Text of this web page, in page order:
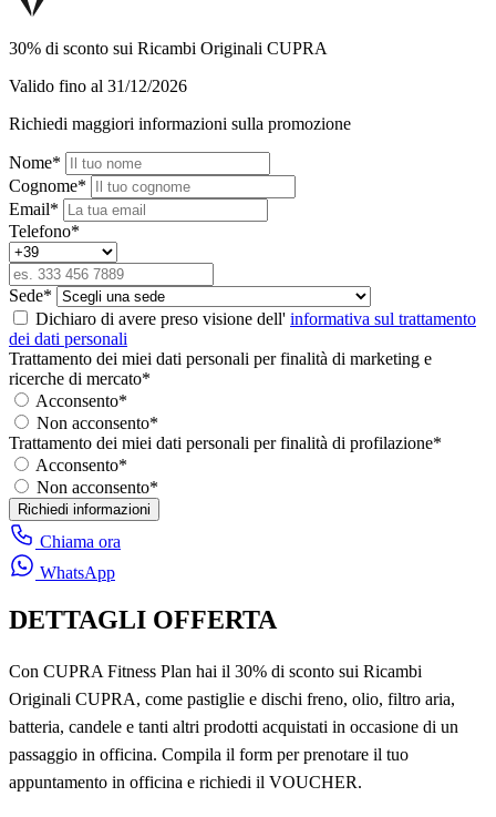
30% di sconto sui Ricambi Originali CUPRA
Valido fino al 31/12/2026
Richiedi maggiori informazioni sulla promozione
Nome*
Cognome*
Email*
Telefono*
Sede*
Dichiaro di avere preso visione dell' informativa sul trattamento
dei dati personali
Trattamento dei miei dati personali per finalità di marketing e
ricerche di mercato*
Acconsento*
Non acconsento*
Trattamento dei miei dati personali per finalità di profilazione*
Acconsento*
Non acconsento*
Richiedi informazioni
Chiama ora
WhatsApp
DETTAGLI OFFERTA
Con CUPRA Fitness Plan hai il 30% di sconto sui Ricambi
Originali CUPRA, come pastiglie e dischi freno, olio, filtro aria,
batteria, candele e tanti altri prodotti acquistati in occasione di un
passaggio in officina. Compila il form per prenotare il tuo
appuntamento in officina e richiedi il VOUCHER.